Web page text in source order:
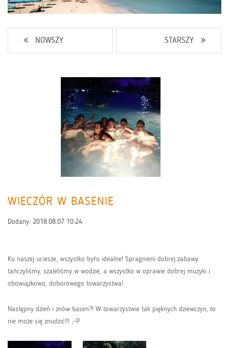
NOWSZY STARSZY
WIECZÓR W BASENIE
Dodany: 2018.08.07 10:24
Ku naszej uciesze, wszystko było idealne! Spragnieni dobrej zabawy
tańczyliśmy, szaleliśmy w wodzie, a wszystko w oprawie dobrej muzyki i
obowiązkowo, doborowego towarzystwa!
Następny dzień i znów basen?! W towarzystwie tak pięknych dziewczyn, to
nie może się znudzić!!! ;-P